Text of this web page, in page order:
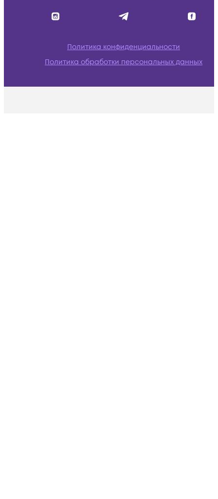
Политика конфиденциальности
Политика обработки персональных данных